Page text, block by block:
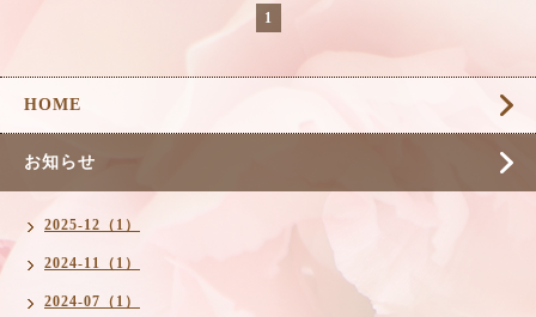
1
HOME
お知らせ
2025-12（1）
2024-11（1）
2024-07（1）